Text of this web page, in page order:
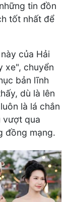
tin đồn
tốt nhất để
của Hải
xe", chuyển
bản lĩnh
dù là lên
là lá chắn
vượt qua
đồng mạng.